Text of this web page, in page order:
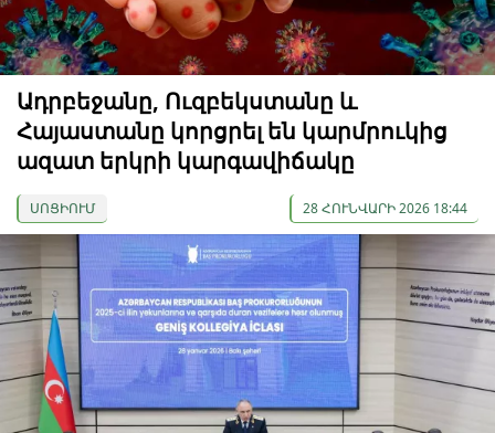
Ադրբեջանը, Ուզբեկստանը և
Հայաստանը կորցրել են կարմրուկից
ազատ երկրի կարգավիճակը
ՍՈՑԻՈՒՄ 28 ՀՈՒՆՎԱՐԻ 2026 18:44